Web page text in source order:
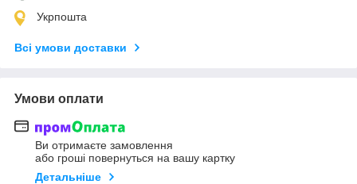
Укрпошта
Всі умови доставки
Умови оплати
Ви отримаєте замовлення
або гроші повернуться на вашу картку
Детальніше